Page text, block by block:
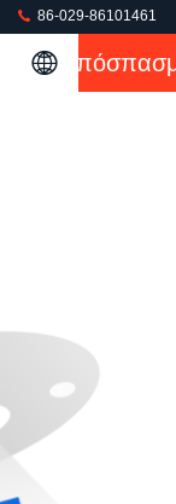
86-029-86101461